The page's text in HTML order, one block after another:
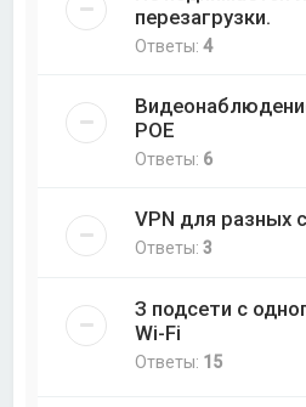
перезагрузки.
Ответы:4
РОЕ
Ответы: 6
VPN для разных
Ответы:3
З подсети с
Wi-Fi
Ответы: 15